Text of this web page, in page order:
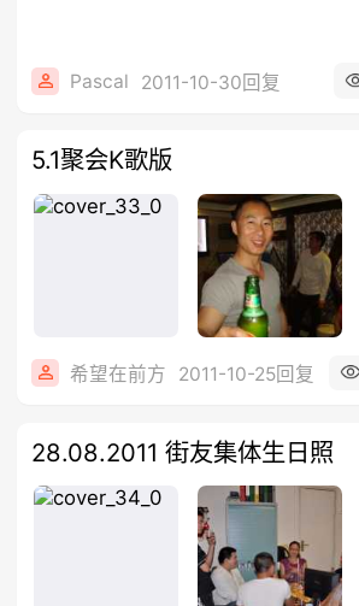
Pascal 2011-10-30回复
5.1聚会K歌版
希望在前方 2011-10-25回复
28.08.2011 街友集体生日照